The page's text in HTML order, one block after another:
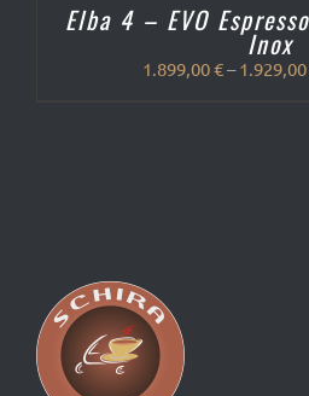
Elba 4 – EVO
Inox
1.899,00€–1.929,00